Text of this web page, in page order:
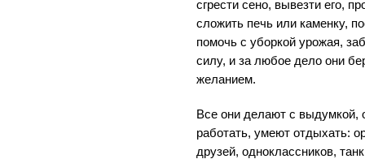
сгрести сено, вывезти его,
сложить печь или каменку,
помочь с уборкой урожая,
силу, и за любое дело они
желанием.
Все они делают с выдумкой,
работать, умеют отдыхать:
друзей, одноклассников,